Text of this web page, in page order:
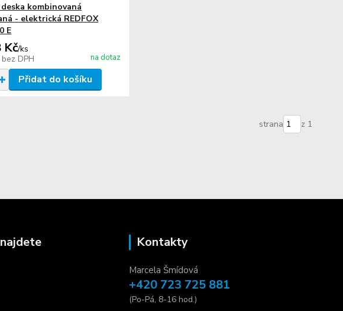
kombinovaná
- elektrická REDFOX
E
Kč/ks
bez DPH na dotaz
Přidat do košíku
strana z 1
Kontakty
Marcela Šmídová
+420 723 725 881
(Po-Pá, 8-16 hod.)